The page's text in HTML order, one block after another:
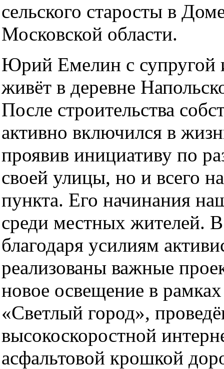
сельского старосты в
Московской области.
Юрий Емелин с супругой
живёт в деревне
После строительства
активно включился в
проявив инициативу по
своей улицы, но и всего
пункта. Его начинания
среди местных жителей.
благодаря усилиям
реализованы важные
новое освещение в
«Светлый город»,
высокоскоростной
асфальтовой крошкой